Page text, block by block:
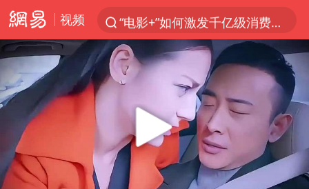
视频
东航：国内客票提前14天免费退改
台风白海豚中心风力增强
向鹏0-3不敌张本智和
四川宜宾市高县4.9级地震致1人死亡
超颖电子拟投资20.86亿建设新项目